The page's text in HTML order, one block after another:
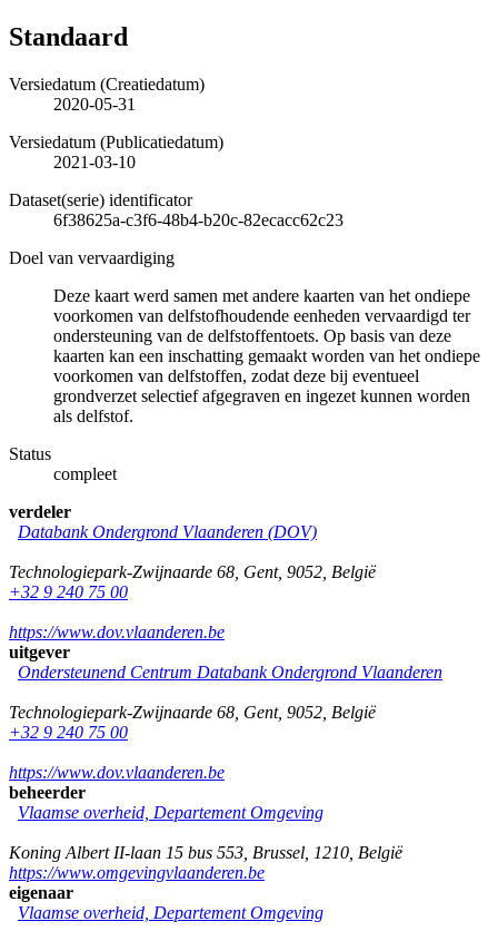
Standaard
Versiedatum (Creatiedatum)
2020-05-31
Versiedatum (Publicatiedatum)
2021-03-10
Dataset(serie) identificator
6f38625a-c3f6-48b4-b20c-82ecacc62c23
Doel van vervaardiging
Deze kaart werd samen met andere kaarten van het ondiepe
voorkomen van delfstofhoudende eenheden vervaardigd ter
ondersteuning van de delfstoffentoets. Op basis van deze
kaarten kan een inschatting gemaakt worden van het ondiepe
voorkomen van delfstoffen, zodat deze bij eventueel
grondverzet selectief afgegraven en ingezet kunnen worden
als delfstof.
Status
compleet
verdeler
Databank Ondergrond Vlaanderen (DOV)
Technologiepark-Zwijnaarde 68 Gent, 9052 België
+32 9 240 75 00
https://www.dov.vlaanderen.be
uitgever
Ondersteunend Centrum Databank Ondergrond Vlaanderen
Technologiepark-Zwijnaarde 68 Gent, 9052 België
+32 9 240 75 00
https://www.dov.vlaanderen.be
beheerder
Vlaamse overheid, Departement Omgeving
Koning Albert II-laan 15 bus 553 Brussel 1210 België
https://www.omgevingvlaanderen.be
eigenaar
Vlaamse overheid, Departement Omgeving